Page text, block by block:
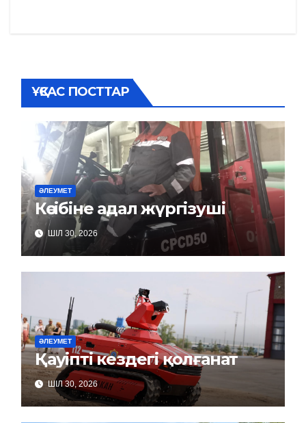
ҰҚСАС ПОСТТАР
ӘЛЕУМЕТ
Кәсібіне адал жүргізуші
ШІЛ 30, 2026
ӘЛЕУМЕТ
Қауіпті кездегі қолғанат
ШІЛ 30, 2026